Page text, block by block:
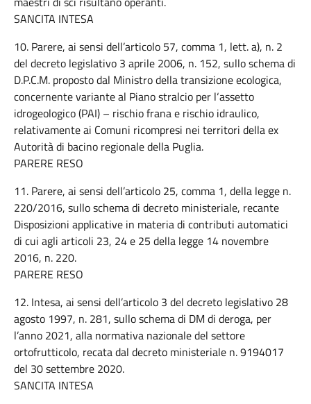
SANCITA INTESA
10. Parere, ai sensi dell’articolo 57, comma 1, lett. a), n. 2
del decreto legislativo 3 aprile 2006, n. 152, sullo schema di
D.P.C.M. proposto dal Ministro della transizione ecologica,
concernente variante al Piano stralcio per l‘assetto
idrogeologico (PAI) – rischio frana e rischio idraulico,
relativamente ai Comuni ricompresi nei territori della ex
Autorità di bacino regionale della Puglia.
PARERE RESO
11. Parere, ai sensi dell’articolo 25, comma 1, della legge n.
220/2016, sullo schema di decreto ministeriale, recante
Disposizioni applicative in materia di contributi automatici
di cui agli articoli 23, 24 e 25 della legge 14 novembre
2016, n. 220.
PARERE RESO
12. Intesa, ai sensi dell’articolo 3 del decreto legislativo 28
agosto 1997, n. 281, sullo schema di DM di deroga, per
l’anno 2021, alla normativa nazionale del settore
ortofrutticolo, recata dal decreto ministeriale n. 9194017
del 30 settembre 2020.
SANCITA INTESA